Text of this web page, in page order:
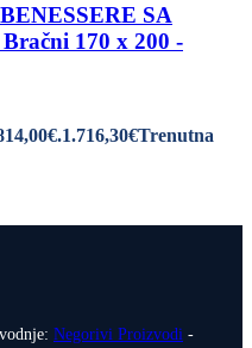
SA
170 x 200 -
1.716,30€Trenutna
Negorivi Proizvodi -